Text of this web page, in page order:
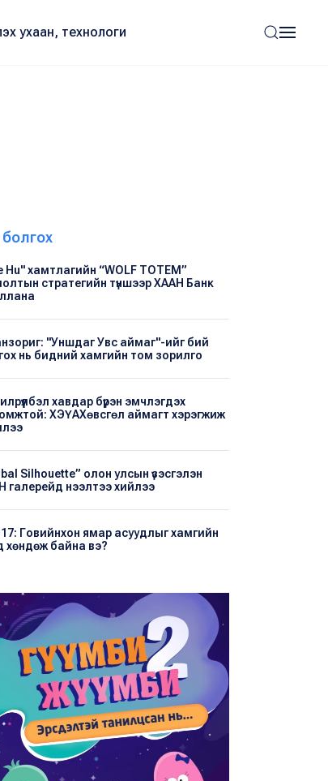
ухаан, технологи
Hu" хамтлагийн “WOLF TOTEM”
стратегийн түншээр ХААН Банк
"Уншдаг Увс аймаг"-ийг бий
нь бидний хамгийн том зорилго
хавдар бүрэн эмчлэгдэх
ХЭҮА​Хөвсгөл аймагт хэрэгжиж
Silhouette” олон улсын үзэсгэлэн
галерейд нээлтээ хийлээ
Говийнхон ямар асуудлыг хамгийн
хөндөж байна вэ?